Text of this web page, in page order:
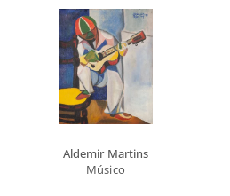
Aldemir Martins
Músico